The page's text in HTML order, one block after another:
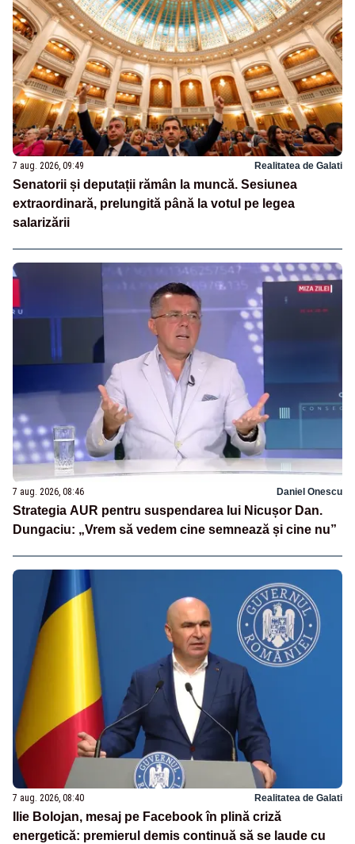
7 aug. 2026, 09:49 Realitatea de Galati
Senatorii și deputații rămân la muncă. Sesiunea
extraordinară, prelungită până la votul pe legea
salarizării
7 aug. 2026, 08:46 Daniel Onescu
Strategia AUR pentru suspendarea lui Nicușor Dan.
Dungaciu: „Vrem să vedem cine semnează și cine nu”
7 aug. 2026, 08:40 Realitatea de Galati
Ilie Bolojan, mesaj pe Facebook în plină criză
energetică: premierul demis continuă să se laude cu